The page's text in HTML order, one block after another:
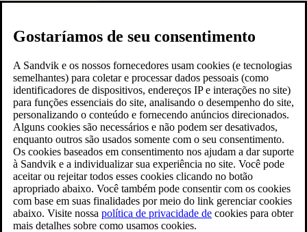
Gostaríamos de seu consentimento
A Sandvik e os nossos fornecedores usam cookies (e tecnologias
semelhantes) para coletar e processar dados pessoais (como
identificadores de dispositivos, endereços IP e interações no site)
para funções essenciais do site, analisando o desempenho do site,
personalizando o conteúdo e fornecendo anúncios direcionados.
Alguns cookies são necessários e não podem ser desativados,
enquanto outros são usados somente com o seu consentimento.
Os cookies baseados em consentimento nos ajudam a dar suporte
à Sandvik e a individualizar sua experiência no site. Você pode
aceitar ou rejeitar todos esses cookies clicando no botão
apropriado abaixo. Você também pode consentir com os cookies
com base em suas finalidades por meio do link gerenciar cookies
abaixo. Visite nossa política de privacidade de cookies para obter
mais detalhes sobre como usamos cookies.